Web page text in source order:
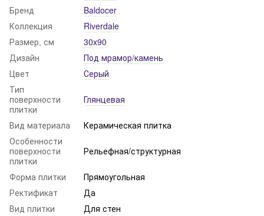
Бренд
Baldocer
Коллекция
Riverdale
Размер, см
30x90
Дизайн
Под мрамор/камень
Цвет
Серый
Тип
поверхности
плитки
Глянцевая
Вид материала
Керамическая плитка
Особенности
поверхности
плитки
Рельефная/структурная
Форма плитки
Прямоугольная
Ректификат
Да
Вид плитки
Для стен